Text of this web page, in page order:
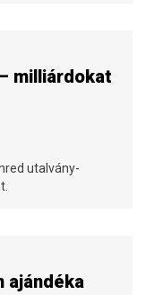
milliárdokat
utalvány-
ajándéka